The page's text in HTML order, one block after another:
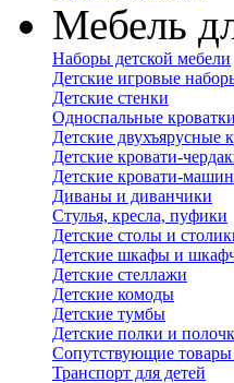
Мебель
Наборы детской мебели
Детские игровые
Детские стенки
Односпальные кроватки
Детские двухъярусные
Детские кровати-
Детские кровати-
Диваны и диванчики
Стулья, кресла, пуфики
Детские столы и
Детские шкафы и
Детские стеллажи
Детские комоды
Детские тумбы
Детские полки и
Сопутствующие
Транспорт для детей